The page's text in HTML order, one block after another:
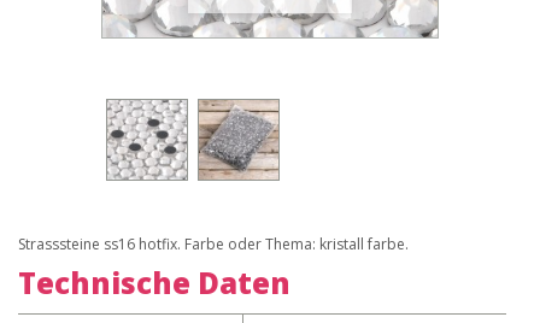
Strasssteine ss16 hotfix. Farbe oder Thema: kristall farbe.
Technische Daten